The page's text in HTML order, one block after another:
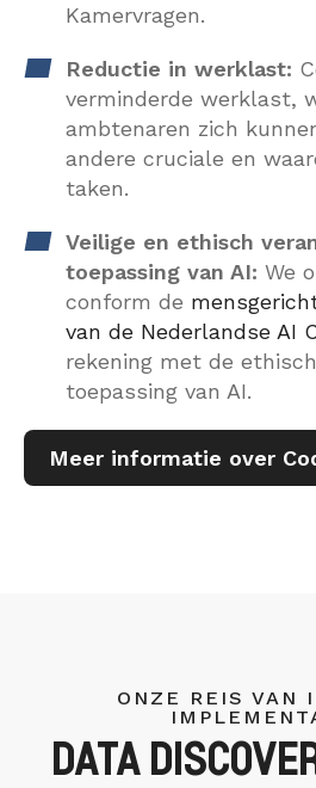
Kamervragen.
Reductie in werklast:
verminderde werklast,
ambtenaren zich
andere cruciale en
taken.
Veilige en ethisch
toepassing van AI: We
conform de
van de Nederlandse AI
rekening met de
toepassing van AI.
Meer informatie over
ONZE REIS VAN
DATA